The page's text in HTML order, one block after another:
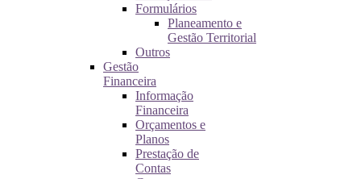
Formulários
Planeamento e
Gestão Territorial
Outros
Gestão
Financeira
Informação
Financeira
Orçamentos e
Planos
Prestação de
Contas